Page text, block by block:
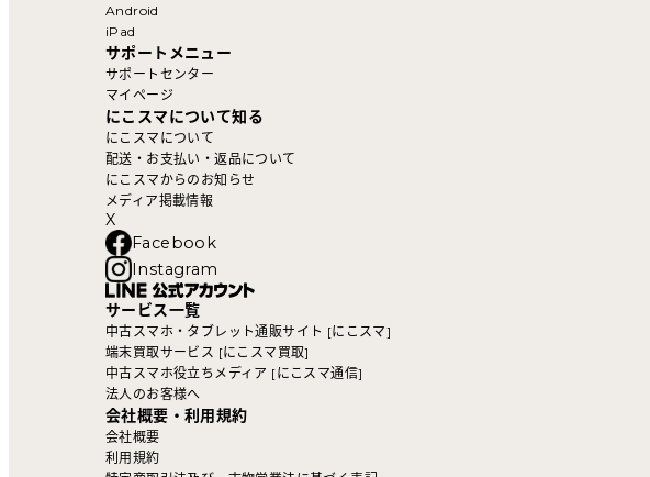
Android
iPad
サポートメニュー
サポートセンター
マイページ
にこスマについて知る
にこスマについて
配送・お支払い・返品について
にこスマからのお知らせ
メディア掲載情報
X
Facebook
Instagram
サービス一覧
中古スマホ・タブレット通販サイト [にこスマ]
端末買取サービス [にこスマ買取]
中古スマホ役立ちメディア [にこスマ通信]
法人のお客様へ
会社概要・利用規約
会社概要
利用規約